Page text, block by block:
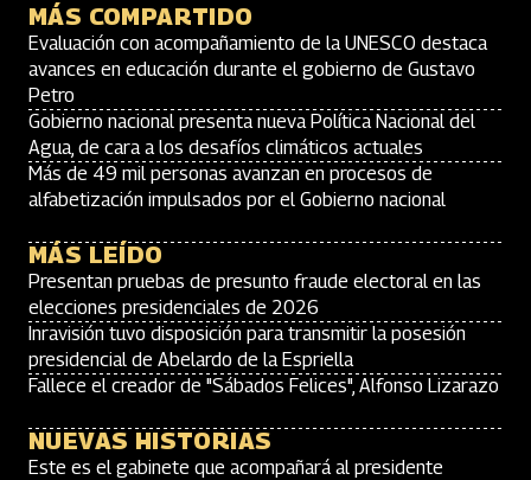
MÁS COMPARTIDO
Evaluación con acompañamiento de la UNESCO destaca
avances en educación durante el gobierno de Gustavo
Petro
Gobierno nacional presenta nueva Política Nacional del
Agua, de cara a los desafíos climáticos actuales
Más de 49 mil personas avanzan en procesos de
alfabetización impulsados por el Gobierno nacional
MÁS LEÍDO
Presentan pruebas de presunto fraude electoral en las
elecciones presidenciales de 2026
Inravisión tuvo disposición para transmitir la posesión
presidencial de Abelardo de la Espriella
Fallece el creador de "Sábados Felices", Alfonso Lizarazo
NUEVAS HISTORIAS
Este es el gabinete que acompañará al presidente